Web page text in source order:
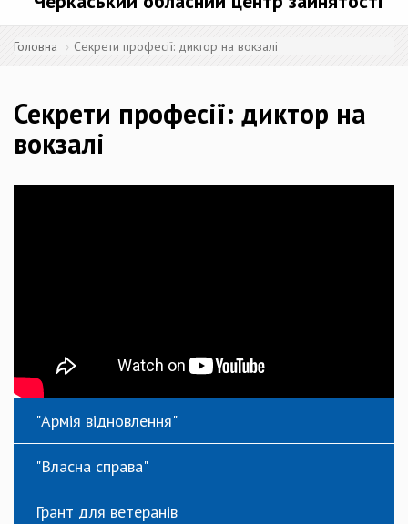
Головна Секрети професії: диктор на вокзалі
Секрети професії: диктор на
вокзалі
"Армія відновлення"
"Власна справа"
Грант для ветеранів